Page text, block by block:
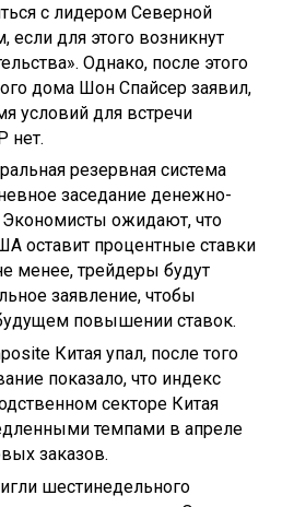
с лидером Северной
для этого возникнут
Однако, после этого
дома Шон Спайсер заявил,
условий для встречи
нет.
резервная система
заседание денежно-
Экономисты ожидают, что
оставит процентные ставки
менее, трейдеры будут
заявление, чтобы
повышении ставок.
Китая упал, после того
показало, что индекс
секторе Китая
темпами в апреле
заказов.
шестинедельного